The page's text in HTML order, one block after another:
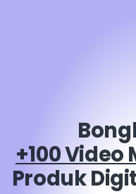
+100 Video
Produk